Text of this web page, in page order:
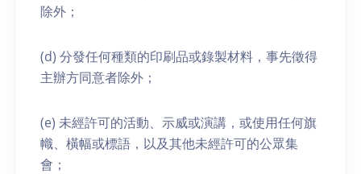
除外；
(d) 分發任何種類的印刷品或錄製材料，事先徵得
主辦方同意者除外；
(e) 未經許可的活動、示威或演講，或使用任何旗
幟、橫幅或標語，以及其他未經許可的公眾集
會；